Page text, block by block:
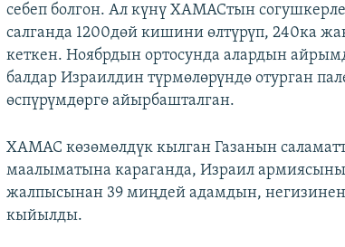
себеп болгон. Ал күнү ХАМАСтын
салганда 1200дөй кишини өлтүрүп, 240ка
кеткен. Ноябрдын ортосунда алардын
балдар Израилдин түрмөлөрүндө отурган
өспүрүмдөргө айырбашталган.
ХАМАС көзөмөлдүк кылган Газанын
маалыматына караганда, Израил
жалпысынан 39 миңдей адамдын,
кыйылды.